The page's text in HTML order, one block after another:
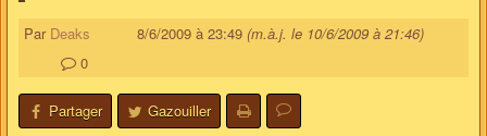
Par Deaks 8/6/2009 à 23:49 (m.à.j. le 10/6/2009 à 21:46)
0
Partager Gazouiller